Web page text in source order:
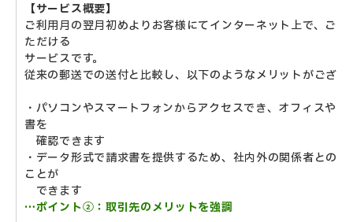
【サービス概要】
ご利用月の翌月初めよりお客様にてインターネット上で、ご
ただける
サービスです。
従来の郵送での送付と比較し、以下のようなメリットがござい
・パソコンやスマートフォンからアクセスでき、オフィスや
書を
確認できます
・データ形式で請求書を提供するため、社内外の関係者との
ことが
できます
…ポイント②：取引先のメリットを強調